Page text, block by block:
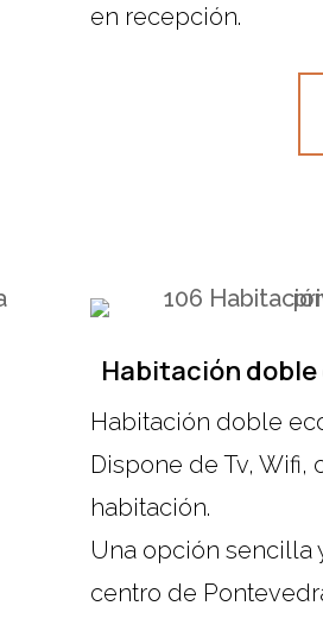
en recepción.
Habitación
Habitación doble
Dispone de Tv,
habitación.
Una opción sencilla
centro de